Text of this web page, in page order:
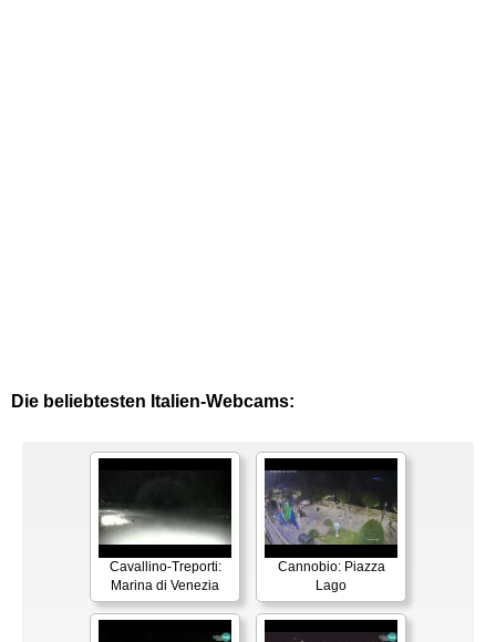
Die beliebtesten Italien-Webcams:
Cavallino-Treporti:
Marina di Venezia
Cannobio: Piazza
Lago